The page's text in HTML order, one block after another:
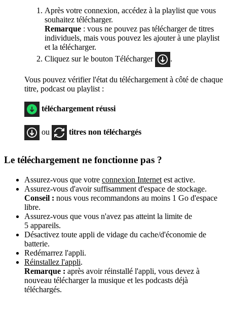
Après votre connexion, accédez à la playlist que vous
souhaitez télécharger.
Remarque : vous ne pouvez pas télécharger de titres
individuels, mais vous pouvez les ajouter à une playlist
et la télécharger.
Cliquez sur le bouton Télécharger
.
Vous pouvez vérifier l'état du téléchargement à côté de chaque
titre, podcast ou playlist :
téléchargement réussi
ou titres non téléchargés
Le téléchargement ne fonctionne pas ?
Assurez-vous que votre connexion Internet est active.
Assurez-vous d'avoir suffisamment d'espace de stockage.
Conseil : nous vous recommandons au moins 1 Go d'espace
libre.
Assurez-vous que vous n'avez pas atteint la limite de
5 appareils.
Désactivez toute appli de vidage du cache/d'économie de
batterie.
Redémarrez l'appli.
Réinstallez l'appli.
Remarque : après avoir réinstallé l'appli, vous devez à
nouveau télécharger la musique et les podcasts déjà
téléchargés.